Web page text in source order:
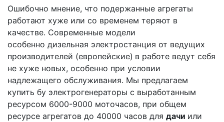
Ошибочно мнение, что подержанные агрегаты
работают хуже или со временем теряют в
качестве. Современные модели
особенно дизельная электростанция от ведущих
производителей (европейские) в работе ведут себя
не хуже новых, особенно при условии
надлежащего обслуживания. Мы предлагаем
купить бу электрогенераторы с выработанным
ресурсом 6000-9000 моточасов, при общем
ресурсе агрегатов до 40000 часов для дачи или